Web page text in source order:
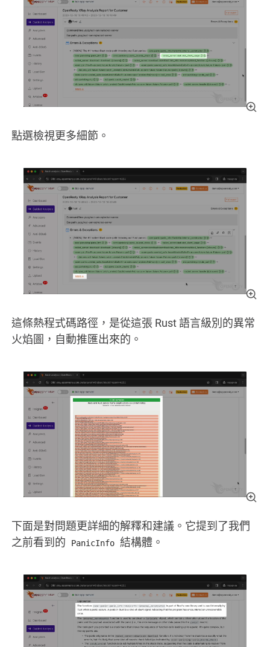
點選檢視更多細節。
這條熱程式碼路徑，是從這張 Rust 語言級別的異常
火焰圖，自動推匯出來的。
下面是對問題更詳細的解釋和建議。它提到了我們
之前看到的
PanicInfo 結構體。